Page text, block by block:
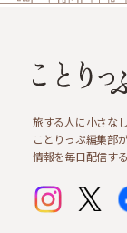
旅する人に小さな
ことりっぷ編集部
情報を毎日配信す